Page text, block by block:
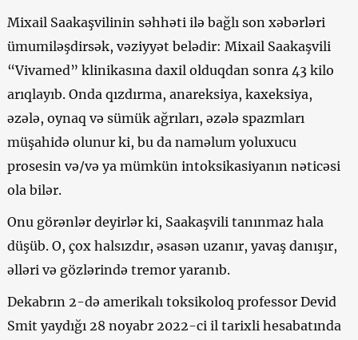
Mixail Saakaşvilinin səhhəti ilə bağlı son xəbərləri
ümumiləşdirsək, vəziyyət belədir: Mixail Saakaşvili
“Vivamed” klinikasına daxil olduqdan sonra 43 kilo
arıqlayıb. Onda qızdırma, anareksiya, kaxeksiya,
əzələ, oynaq və sümük ağrıları, əzələ spazmları
müşahidə olunur ki, bu da naməlum yoluxucu
prosesin və/və ya mümkün intoksikasiyanın nəticəsi
ola bilər.
Onu görənlər deyirlər ki, Saakaşvili tanınmaz hala
düşüb. O, çox halsızdır, əsasən uzanır, yavaş danışır,
əlləri və gözlərində tremor yaranıb.
Dekabrın 2-də amerikalı toksikoloq professor Devid
Smit yaydığı 28 noyabr 2022-ci il tarixli hesabatında